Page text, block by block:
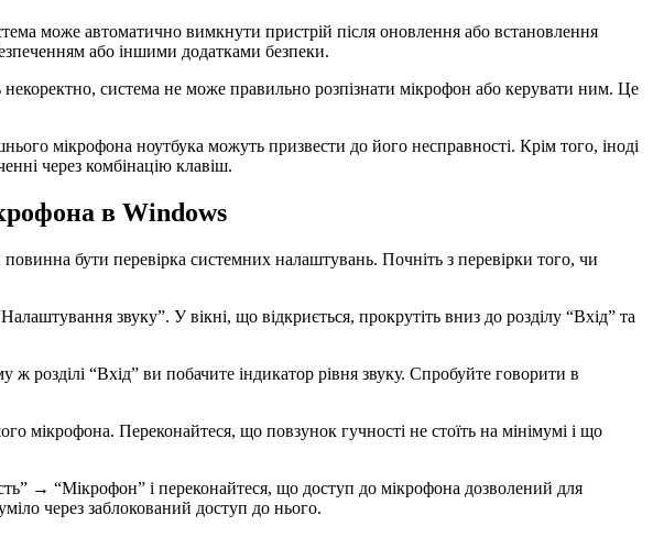
може автоматично вимкнути пристрій після оновлення або встановлення
або іншими додатками безпеки.
система не може правильно розпізнати мікрофон або керувати ним. Це
мікрофона ноутбука можуть призвести до його несправності. Крім того, іноді
через комбінацію клавіш.
в Windows
бути перевірка системних налаштувань. Почніть з перевірки того, чи
звуку”. У вікні, що відкриється, прокрутіть вниз до розділу “Вхід” та
ж розділі “Вхід” ви побачите індикатор рівня звуку. Спробуйте говорити в
мікрофона. Переконайтеся, що повзунок гучності не стоїть на мінімумі і що
→ “Мікрофон” і переконайтеся, що доступ до мікрофона дозволений для
через заблокований доступ до нього.